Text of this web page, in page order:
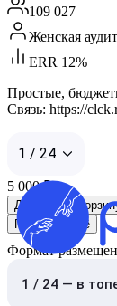
109 027
Женская
ERR 12%
Простые,
Связь: https://
1 / 24
5 000 ₽
Добавить в
Показать ещё
Формат
1 / 24 — в